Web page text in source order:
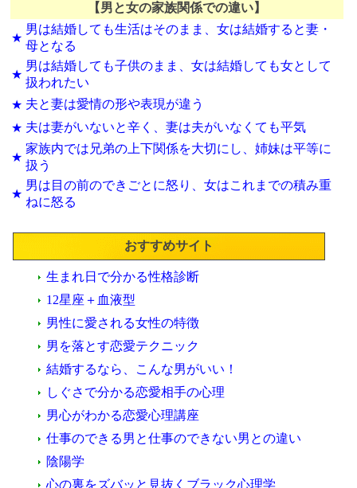
【男と女の家族関係での違い】
★
男は結婚しても生活はそのまま、女は結婚すると妻・
母となる
★
男は結婚しても子供のまま、女は結婚しても女として
扱われたい
★ 夫と妻は愛情の形や表現が違う
★ 夫は妻がいないと辛く、妻は夫がいなくても平気
★
家族内では兄弟の上下関係を大切にし、姉妹は平等に
扱う
★
男は目の前のできごとに怒り、女はこれまでの積み重
ねに怒る
おすすめサイト
生まれ日で分かる性格診断
12星座＋血液型
男性に愛される女性の特徴
男を落とす恋愛テクニック
結婚するなら、こんな男がいい！
しぐさで分かる恋愛相手の心理
男心がわかる恋愛心理講座
仕事のできる男と仕事のできない男との違い
陰陽学
心の裏をズバッと見抜くブラック心理学